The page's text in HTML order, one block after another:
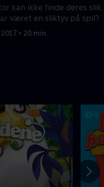
kan ikke finde deres slik.
været en sliktyv på spil?.
• 20 min